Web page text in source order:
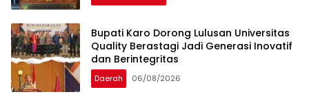
Bupati Karo Dorong Lulusan Universitas
Quality Berastagi Jadi Generasi Inovatif
dan Berintegritas
Daerah 06/08/2026